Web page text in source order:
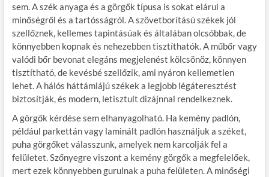
sem. A szék anyaga és a görgők típusa is sokat elárul a
minőségről és a tartósságról. A szövetborítású székek jól
szellőznek, kellemes tapintásúak és általában olcsóbbak, de
könnyebben kopnak és nehezebben tisztíthatók. A műbőr vagy
valódi bőr bevonat elegáns megjelenést kölcsönöz, könnyen
tisztítható, de kevésbé szellőzik, ami nyáron kellemetlen
lehet. A hálós háttámlájú székek a legjobb légáteresztést
biztosítják, és modern, letisztult dizájnnal rendelkeznek.
A görgők kérdése sem elhanyagolható. Ha kemény padlón,
például parkettán vagy laminált padlón használjuk a széket,
puha görgőket válasszunk, amelyek nem karcolják fel a
felületet. Szőnyegre viszont a kemény görgők a megfelelőek,
mert ezek könnyebben gurulnak a puha felületen. A minőségi